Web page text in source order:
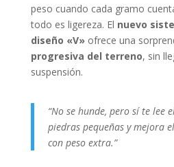
peso cuando cada gramo
todo es ligereza. El nuevo
diseño «V»ofrece una
progresiva del terreno, sin
suspensión.
“No se hunde, pero sí te lee
piedras pequeñas y mejora
con peso extra.”